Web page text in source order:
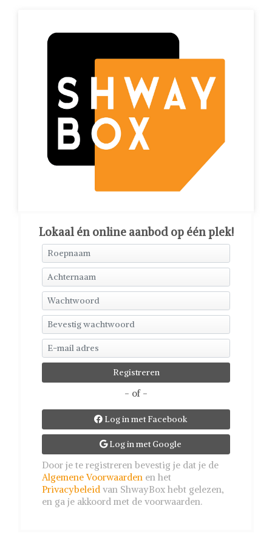
Lokaal én online aanbod op één plek!
- of -
Log in met Facebook
Log in met Google
Door je te registreren bevestig je dat je de
Algemene Voorwaarden en het
Privacybeleid van ShwayBox hebt gelezen,
en ga je akkoord met de voorwaarden.